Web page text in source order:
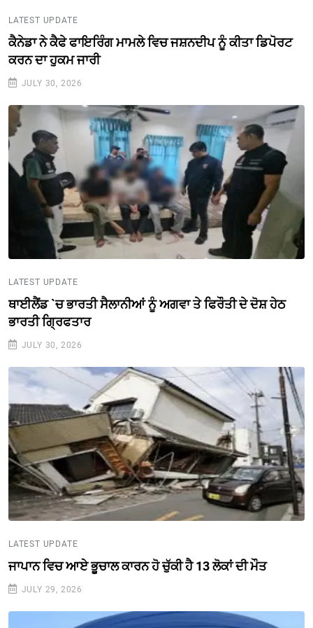
LATEST UPDATE
ਕੈਨੇਡਾ ਨੇ ਕੈਫੇ ਫਾਇਰਿੰਗ ਮਾਮਲੇ ਵਿਚ ਜਸ਼ਨਦੀਪ ਨੂੰ ਕੀਤਾ ਡਿਪੋਰਟ
ਕਰਨ ਦਾ ਹੁਕਮ ਜਾਰੀ
JULY 30, 2026
LATEST UPDATE
ਥਾਈਲੈਂਡ `ਚ ਭਾਰਤੀ ਸੈਲਾਨੀਆਂ ਨੂੰ ਅਗਵਾ ਤੇ ਫਿਰੌਤੀ ਦੇ ਦੋਸ਼ ਹੇਠ
ਭਾਰਤੀ ਗ੍ਰਿਫਤਾਰ
JULY 30, 2026
LATEST UPDATE
ਜਾਪਾਨ ਵਿਚ ਆਏ ਭੂਚਾਲ ਕਾਰਨ ਹੋ ਚੁੱਕੀ ਹੈ 13 ਲੋਕਾਂ ਦੀ ਮੌਤ
JULY 29, 2026